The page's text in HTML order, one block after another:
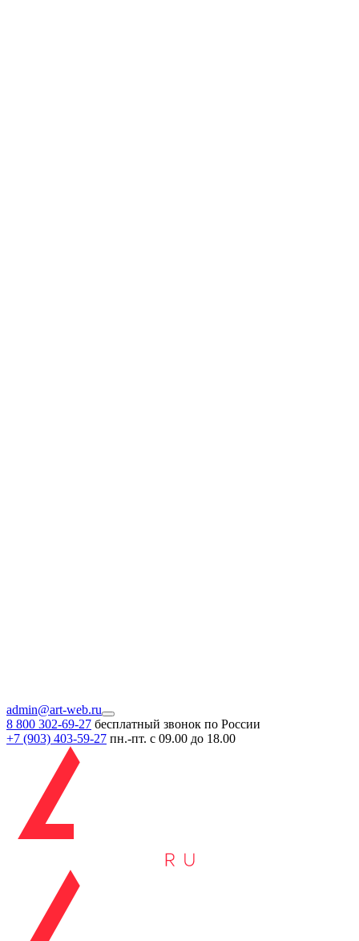
admin@art-web.ru
8 800 302-69-27 бесплатный звонок по России
+7 (903) 403-59-27 пн.-пт. с 09.00 до 18.00